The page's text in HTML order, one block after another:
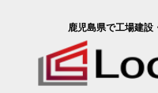
鹿児島県で工場建設